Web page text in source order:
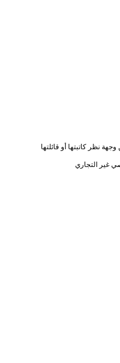
نظر كاتبتها أو قائلتها
غير التجاري